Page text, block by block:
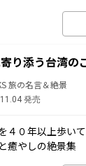
り添う台湾の
旅の名言＆絶景
発売
４０年以上歩い
癒やしの絶景集